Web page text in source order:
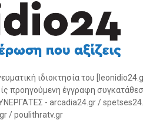
ιδιοκτησία του
προηγούμενη έγγραφη
- arcadia24.gr /
/ poulithratv.gr